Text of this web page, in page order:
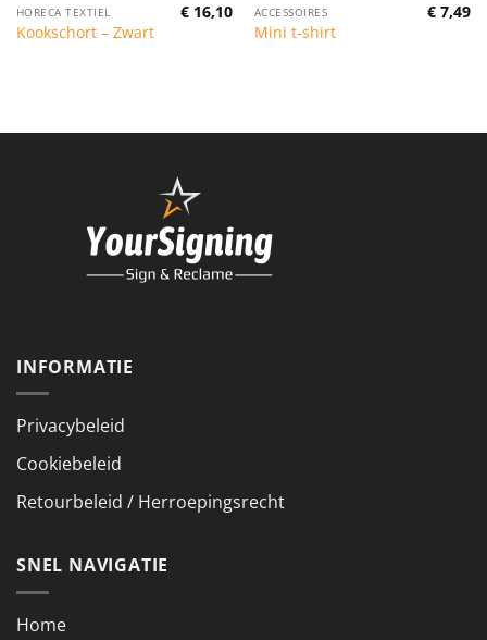
HORECA TEXTIEL
Kookschort – Zwart
€ 16,10 ACCESSOIRES
Mini t-shirt
€ 7,49
INFORMATIE
Privacybeleid
Cookiebeleid
Retourbeleid / Herroepingsrecht
SNEL NAVIGATIE
Home